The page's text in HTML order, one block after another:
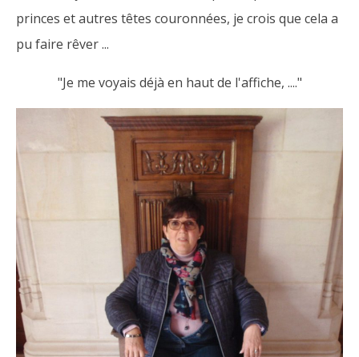
princes et autres têtes couronnées, je crois que cela a
pu faire rêver ...
"Je me voyais déjà en haut de l'affiche, ...."